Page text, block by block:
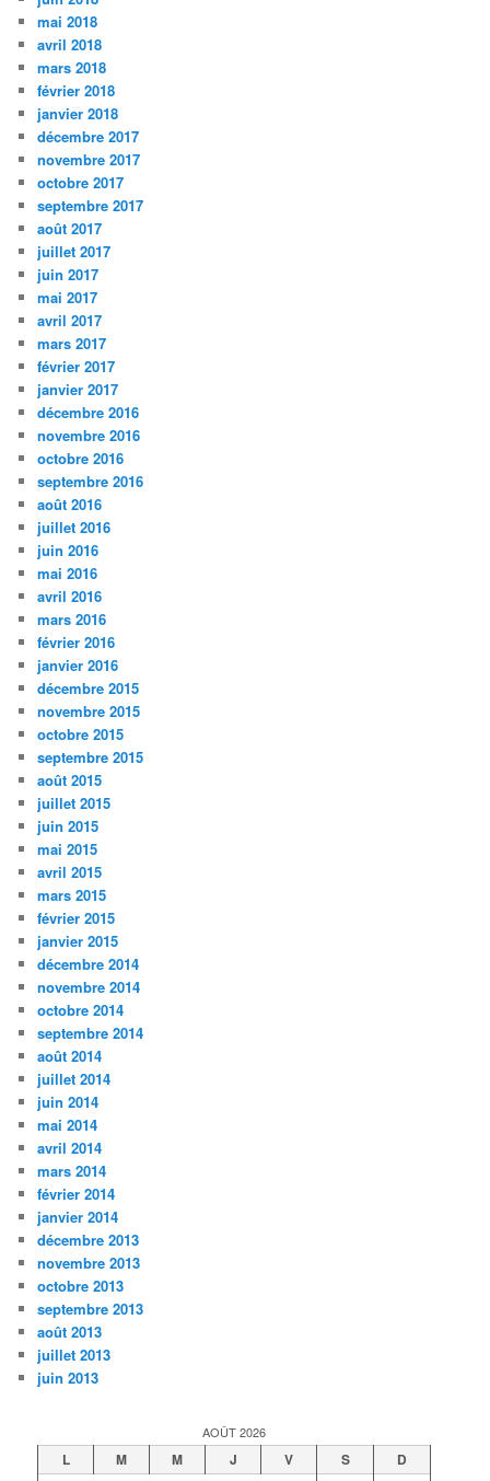
mai 2018
avril 2018
mars 2018
février 2018
janvier 2018
décembre 2017
novembre 2017
octobre 2017
septembre 2017
août 2017
juillet 2017
juin 2017
mai 2017
avril 2017
mars 2017
février 2017
janvier 2017
décembre 2016
novembre 2016
octobre 2016
septembre 2016
août 2016
juillet 2016
juin 2016
mai 2016
avril 2016
mars 2016
février 2016
janvier 2016
décembre 2015
novembre 2015
octobre 2015
septembre 2015
août 2015
juillet 2015
juin 2015
mai 2015
avril 2015
mars 2015
février 2015
janvier 2015
décembre 2014
novembre 2014
octobre 2014
septembre 2014
août 2014
juillet 2014
juin 2014
mai 2014
avril 2014
mars 2014
février 2014
janvier 2014
décembre 2013
novembre 2013
octobre 2013
septembre 2013
août 2013
juillet 2013
juin 2013
AOÛT 2026
L M M J V S
D